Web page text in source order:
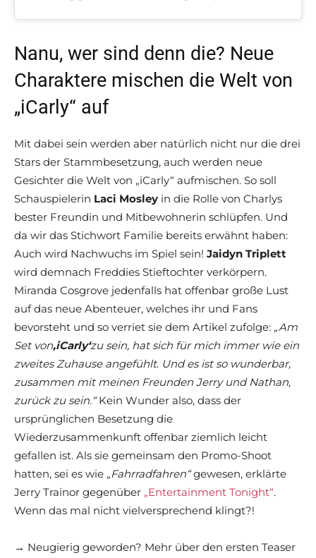
Nanu, wer sind denn die? Neue
Charaktere mischen die Welt von
„iCarly“ auf
Mit dabei sein werden aber natürlich nicht nur die drei
Stars der Stammbesetzung, auch werden neue
Gesichter die Welt von „iCarly“ aufmischen. So soll
Schauspielerin Laci Mosley in die Rolle von Charlys
bester Freundin und Mitbewohnerin schlüpfen. Und
da wir das Stichwort Familie bereits erwähnt haben:
Auch wird Nachwuchs im Spiel sein! Jaidyn Triplett
wird demnach Freddies Stieftochter verkörpern.
Miranda Cosgrove jedenfalls hat offenbar große Lust
auf das neue Abenteuer, welches ihr und Fans
bevorsteht und so verriet sie dem Artikel zufolge: „Am
Set von‚iCarly‘zu sein, hat sich für mich immer wie ein
zweites Zuhause angefühlt. Und es ist so wunderbar,
zusammen mit meinen Freunden Jerry und Nathan,
zurück zu sein.“Kein Wunder also, dass der
ursprünglichen Besetzung die
Wiederzusammenkunft offenbar ziemlich leicht
gefallen ist. Als sie gemeinsam den Promo-Shoot
hatten, sei es wie „Fahrradfahren“gewesen, erklärte
Jerry Trainor gegenüber „Entertainment Tonight“.
Wenn das mal nicht vielversprechend klingt?!
→ Neugierig geworden? Mehr über den ersten Teaser